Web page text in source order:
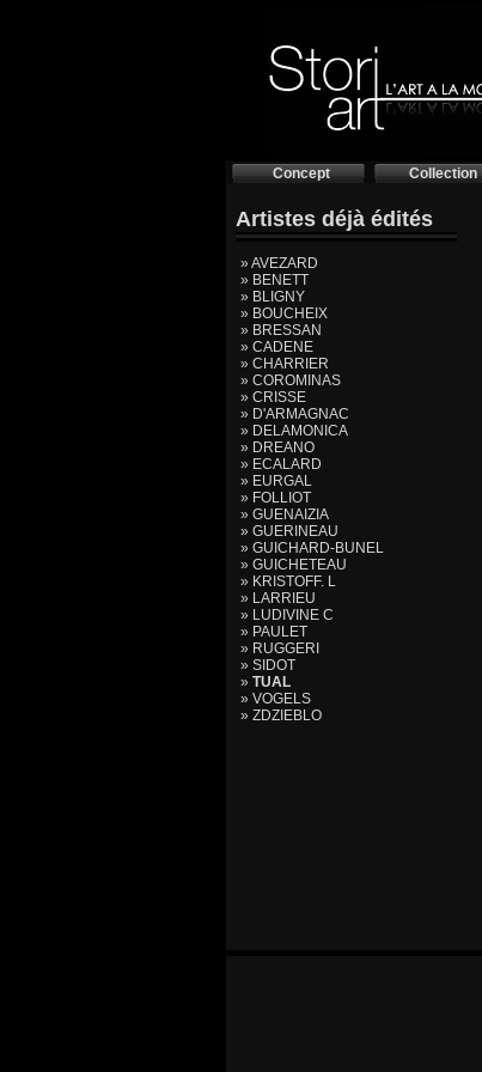
Concept Collection
Artistes déjà édités
» AVEZARD
» BENETT
» BLIGNY
» BOUCHEIX
» BRESSAN
» CADENE
» CHARRIER
» COROMINAS
» CRISSE
» D'ARMAGNAC
» DELAMONICA
» DREANO
» ECALARD
» EURGAL
» FOLLIOT
» GUENAIZIA
» GUERINEAU
» GUICHARD-BUNEL
» GUICHETEAU
» KRISTOFF. L
» LARRIEU
» LUDIVINE C
» PAULET
» RUGGERI
» SIDOT
» TUAL
» VOGELS
» ZDZIEBLO